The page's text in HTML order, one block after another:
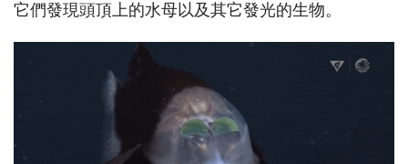
它們發現頭頂上的水母以及其它發光的生物。